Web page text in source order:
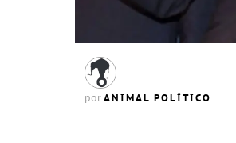
por ANIMAL POLÍTICO